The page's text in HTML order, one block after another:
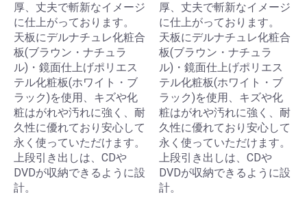
厚、丈夫で斬新なイメージ
に仕上がっております。
天板にデルナチュレ化粧合
板(ブラウン・ナチュラ
ル)・鏡面仕上げポリエス
テル化粧板(ホワイト・ブ
ラック)を使用、キズや化
粧はがれや汚れに強く、耐
久性に優れており安心して
永く使っていただけます。
上段引き出しは、CDや
DVDが収納できるように設
計。
厚、丈夫で斬新なイメージ
に仕上がっております。
天板にデルナチュレ化粧合
板(ブラウン・ナチュラ
ル)・鏡面仕上げポリエス
テル化粧板(ホワイト・ブ
ラック)を使用、キズや化
粧はがれや汚れに強く、耐
久性に優れており安心して
永く使っていただけます。
上段引き出しは、CDや
DVDが収納できるように設
計。